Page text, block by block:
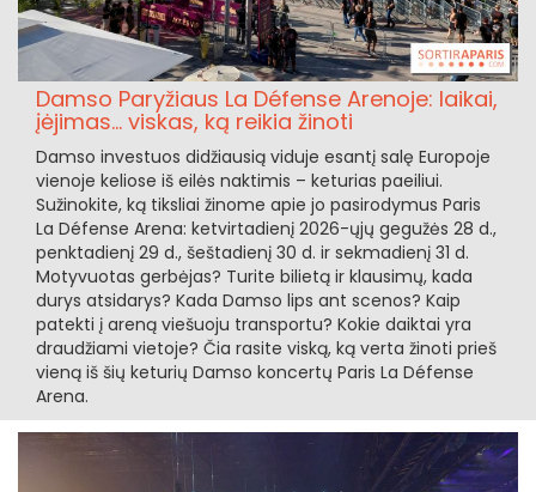
Damso Paryžiaus La Défense Arenoje: laikai,
įėjimas... viskas, ką reikia žinoti
Damso investuos didžiausią viduje esantį salę Europoje
vienoje keliose iš eilės naktimis – keturias paeiliui.
Sužinokite, ką tiksliai žinome apie jo pasirodymus Paris
La Défense Arena: ketvirtadienį 2026-ųjų gegužės 28 d.,
penktadienį 29 d., šeštadienį 30 d. ir sekmadienį 31 d.
Motyvuotas gerbėjas? Turite bilietą ir klausimų, kada
durys atsidarys? Kada Damso lips ant scenos? Kaip
patekti į areną viešuoju transportu? Kokie daiktai yra
draudžiami vietoje? Čia rasite viską, ką verta žinoti prieš
vieną iš šių keturių Damso koncertų Paris La Défense
Arena.